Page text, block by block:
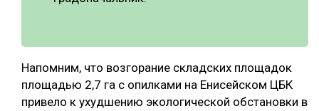
Напомним, что возгорание складских площадок
площадью 2,7 га с опилками на Енисейском ЦБК
привело к ухудшению экологической обстановки в